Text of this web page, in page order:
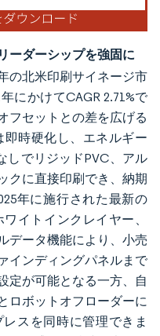
ーダーシップを強固に
の北米印刷サイネージ市
にかけてCAGR 2.71%で
フセットとの差を広げる
即時硬化し、エネルギー
しでリジッドPVC、アル
クに直接印刷でき、納期
年に施行された最新の
イトインクレイヤー、
データ機能により、小売
インディングパネルまで
定が可能となる一方、自
ロボットオフローダーに
スを同時に管理できま